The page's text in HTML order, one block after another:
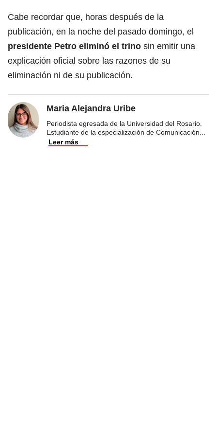
Cabe recordar que, horas después de la
publicación, en la noche del pasado domingo, el
presidente Petro eliminó el trino sin emitir una
explicación oficial sobre las razones de su
eliminación ni de su publicación.
Maria Alejandra Uribe
Periodista egresada de la Universidad del Rosario.
Estudiante de la especialización de Comunicación
Leer más